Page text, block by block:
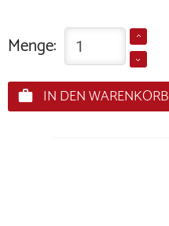
Menge:
IN DEN WARENKORB